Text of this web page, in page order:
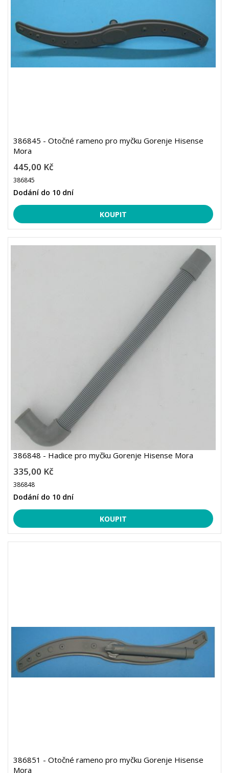
386845 - Otočné rameno pro myčku Gorenje Hisense
Mora
445,00 Kč
386845
Dodání do 10 dní
386848 - Hadice pro myčku Gorenje Hisense Mora
335,00 Kč
386848
Dodání do 10 dní
386851 - Otočné rameno pro myčku Gorenje Hisense
Mora